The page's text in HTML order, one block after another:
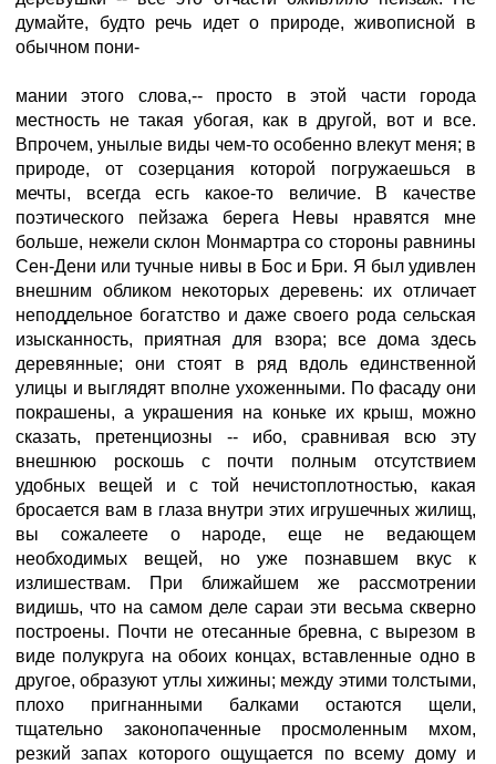
думайте, будто речь идет о природе, живописной в
обычном пони-
мании этого слова,-- просто в этой части города
местность не такая убогая, как в другой, вот и все.
Впрочем, унылые виды чем-то особенно влекут меня; в
природе, от созерцания которой погружаешься в
мечты, всегда есгь какое-то величие. В качестве
поэтического пейзажа берега Невы нравятся мне
больше, нежели склон Монмартра со стороны равнины
Сен-Дени или тучные нивы в Бос и Бри. Я был удивлен
внешним обликом некоторых деревень: их отличает
неподдельное богатство и даже своего рода сельская
изысканность, приятная для взора; все дома здесь
деревянные; они стоят в ряд вдоль единственной
улицы и выглядят вполне ухоженными. По фасаду они
покрашены, а украшения на коньке их крыш, можно
сказать, претенциозны -- ибо, сравнивая всю эту
внешнюю роскошь с почти полным отсутствием
удобных вещей и с той нечистоплотностью, какая
бросается вам в глаза внутри этих игрушечных жилищ,
вы сожалеете о народе, еще не ведающем
необходимых вещей, но уже познавшем вкус к
излишествам. При ближайшем же рассмотрении
видишь, что на самом деле сараи эти весьма скверно
построены. Почти не отесанные бревна, с вырезом в
виде полукруга на обоих концах, вставленные одно в
другое, образуют утлы хижины; между этими толстыми,
плохо пригнанными балками остаются щели,
тщательно законопаченные просмоленным мхом,
резкий запах которого ощущается по всему дому и